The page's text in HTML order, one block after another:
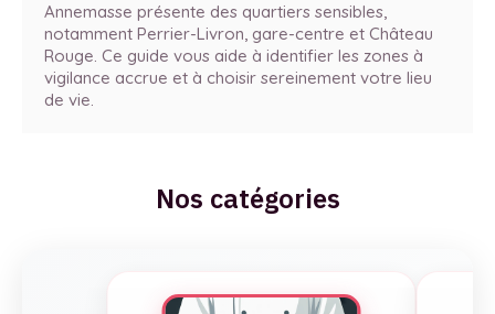
Annemasse présente des quartiers sensibles,
notamment Perrier-Livron, gare-centre et Château
Rouge. Ce guide vous aide à identifier les zones à
vigilance accrue et à choisir sereinement votre lieu
de vie.
Nos catégories